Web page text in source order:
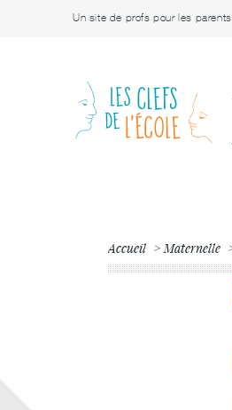
Un site de profs pour les parents
Accueil Maternelle